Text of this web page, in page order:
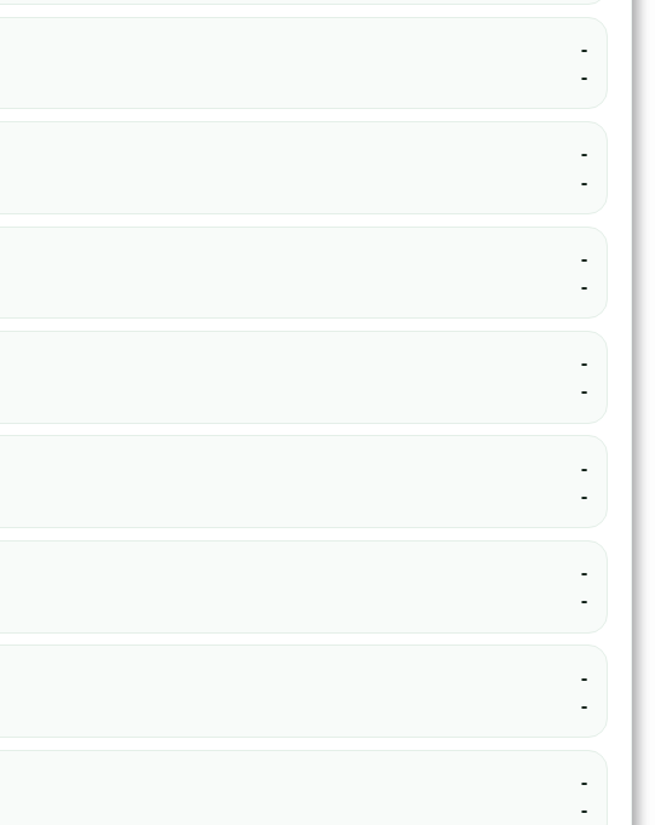
-
-
-
-
-
-
-
-
-
-
-
-
-
-
-
-